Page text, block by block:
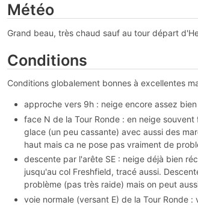
Météo
Grand beau, très chaud sauf au tour départ
Conditions
Conditions globalement bonnes à excellentes
approche vers 9h : neige encore assez
face N de la Tour Ronde : en neige
glace (un peu cassante) avec aussi des
haut mais ca ne pose pas vraiment de
descente par l'arête SE : neige déjà bien
jusqu'au col Freshfield, tracé aussi.
problème (pas très raide) mais on peut
voie normale (versant E) de la Tour Ronde